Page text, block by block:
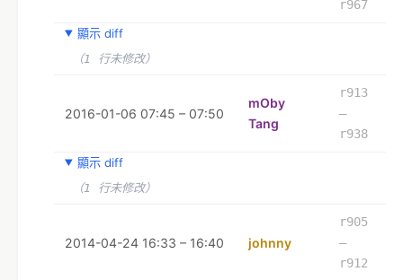
r967
顯示 diff
（1 行未修改）
2016-01-06 07:45 – 07:50
mOby
Tang
r913
–
r938
顯示 diff
（1 行未修改）
2014-04-24 16:33 – 16:40 johnny
r905
–
r912